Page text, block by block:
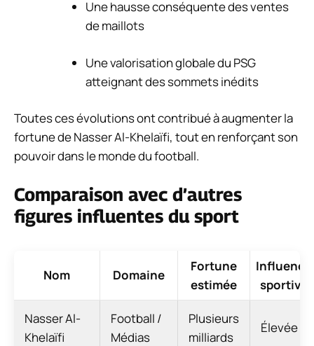
Une hausse conséquente des ventes
de maillots
Une valorisation globale du PSG
atteignant des sommets inédits
Toutes ces évolutions ont contribué à augmenter la
fortune de Nasser Al-Khelaïfi, tout en renforçant son
pouvoir dans le monde du football.
Comparaison avec d’autres
figures influentes du sport
Nom Domaine
Fortune
estimée
Influence
sportive
Nasser Al-
Khelaïfi
Football /
Médias
Plusieurs
milliards
Élevée